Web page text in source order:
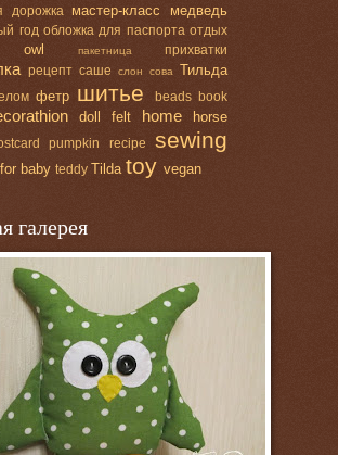
дорожка мастер-класс медведь
год обложка для паспорта отдых
оwl пакетница прихватки
рецепт саше слон сова Тильда
фетр шитье beads book
doll felt home
horse
pumpkin recipe sewing
baby teddy Tilda toy vegan
галерея